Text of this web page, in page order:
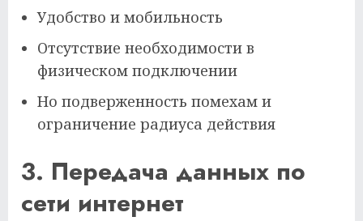
Удобство и мобильность
Отсутствие необходимости в
физическом подключении
Но подверженность помехам и
ограничение радиуса действия
3. Передача данных по
сети интернет